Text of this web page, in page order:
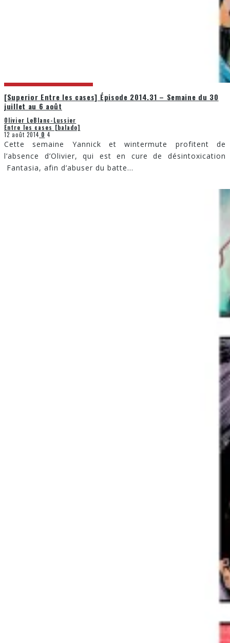
[Superior Entre les cases] Épisode 2014.31 – Semaine du 30
juillet au 6 août
Olivier LeBlanc-Lussier
Entre les cases [balado]
12 août 2014 0 4
Cette semaine Yannick et wintermute profitent de
l’absence d’Olivier, qui est en cure de désintoxication
Fantasia, afin d’abuser du batte...